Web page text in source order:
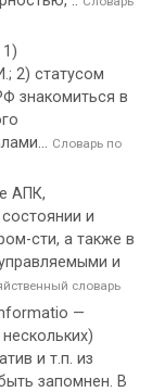
2) статусом
знакомиться в
Словарь по
АПК,
и
сти, а также в
и
словарь
—
и т.п. из
запомнен. В